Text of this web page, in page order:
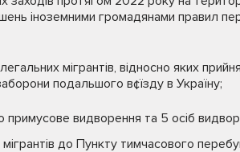
іноземними громадянами правил
мігрантів, відносно яких
подальшого в¢їзду в Україну;
примусове видворення та 5 осіб
до Пункту тимчасового